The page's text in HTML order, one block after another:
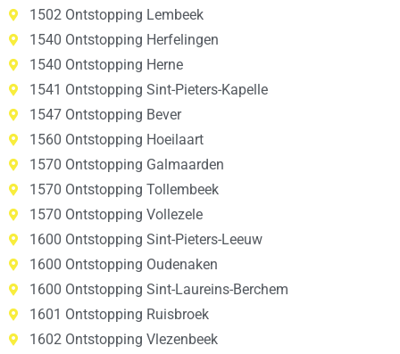
1502 Ontstopping Lembeek
1540 Ontstopping Herfelingen
1540 Ontstopping Herne
1541 Ontstopping Sint-Pieters-Kapelle
1547 Ontstopping Bever
1560 Ontstopping Hoeilaart
1570 Ontstopping Galmaarden
1570 Ontstopping Tollembeek
1570 Ontstopping Vollezele
1600 Ontstopping Sint-Pieters-Leeuw
1600 Ontstopping Oudenaken
1600 Ontstopping Sint-Laureins-Berchem
1601 Ontstopping Ruisbroek
1602 Ontstopping Vlezenbeek